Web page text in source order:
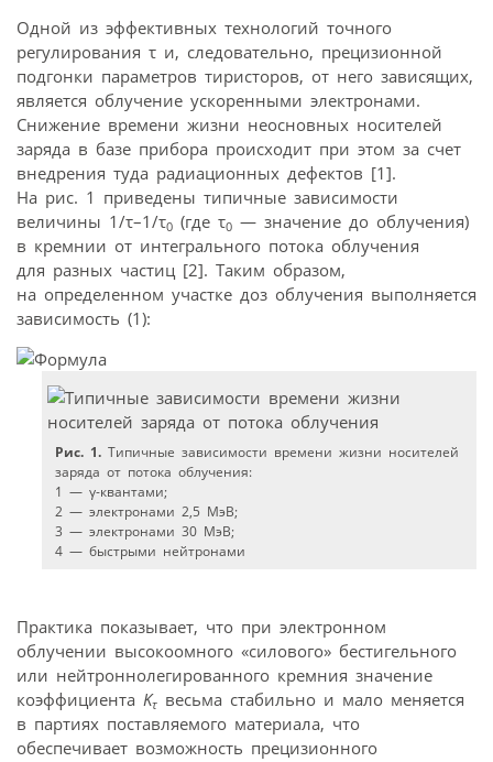
Одной из эффективных технологий точного
регулирования τ и, следовательно, прецизионной
подгонки параметров тиристоров, от него зависящих,
является облучение ускоренными электронами.
Снижение времени жизни неосновных носителей
заряда в базе прибора происходит при этом за счет
внедрения туда радиационных дефектов [1].
На рис. 1 приведены типичные зависимости
величины 1/τ–1/τ0 (где τ0 — значение до облучения)
в кремнии от интегрального потока облучения
для разных частиц [2]. Таким образом,
на определенном участке доз облучения выполняется
зависимость (1):
Рис. 1. Типичные зависимости времени жизни носителей
заряда от потока облучения:
1 — γ-квантами;
2 — электронами 2,5 МэВ;
3 — электронами 30 МэВ;
4 — быстрыми нейтронами
Практика показывает, что при электронном
облучении высокоомного «силового» бестигельного
или нейтроннолегированного кремния значение
коэффициента Kτ весьма стабильно и мало меняется
в партиях поставляемого материала, что
обеспечивает возможность прецизионного